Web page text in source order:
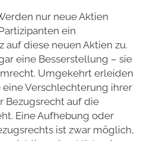
nur neue Aktien
ein
auf diese neuen Aktien zu.
eine Besserstellung – sie
Umgekehrt erleiden
Verschlechterung ihrer
Bezugsrecht auf die
Eine Aufhebung oder
ist zwar möglich,